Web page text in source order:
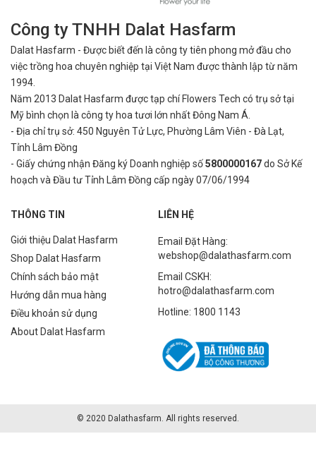
Công ty TNHH Dalat Hasfarm
Dalat Hasfarm - Được biết đến là công ty tiên phong mở đầu cho
việctrồng hoa chuyên nghiệp tại Việt Nam được thành lập từ năm
1994.
Năm 2013 Dalat Hasfarm được tạp chí Flowers Tech có trụ sở tại
Mỹ bình chọn là công ty hoa tươi lớn nhất Đông Nam Á.
- Địa chỉ trụ sở: 450 Nguyên Tử Lực, Phường Lâm Viên - Đà Lạt,
Tỉnh Lâm Đồng
- Giấy chứng nhận Đăng ký Doanh nghiệp số5800000167do Sở Kế
hoạch và Đầu tư Tỉnh Lâm Đồng cấp ngày 07/06/1994
THÔNG TIN
Giới thiệu Dalat Hasfarm
Shop Dalat Hasfarm
Chính sách bảo mật
Hướng dẫn mua hàng
Điều khoản sử dụng
About Dalat Hasfarm
LIÊN HỆ
Email Đặt Hàng:
webshop@dalathasfarm.com
Email CSKH:
hotro@dalathasfarm.com
Hotline: 1800 1143
© 2020 Dalathasfarm. All rights reserved.